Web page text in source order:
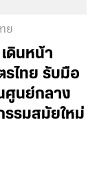
ย
ดินหน้า
รไทย รับมือ
ศูนย์กลาง
รมสมัยใหม่